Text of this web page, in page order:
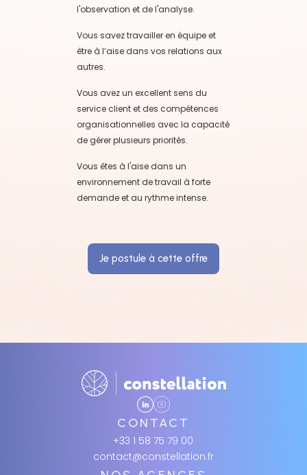
l'observation et de l'analyse.
Vous savez travailler en équipe et
être à l’aise dans vos relations aux
autres.
Vous avez un excellent sens du
service client et des compétences
organisationnelles avec la capacité
de gérer plusieurs priorités.
Vous êtes à l'aise dans un
environnement de travail à forte
demande et au rythme intense.
Je postule à cette offre
CONTACT
+33 1 58 75 79 00
contact@constellation.fr